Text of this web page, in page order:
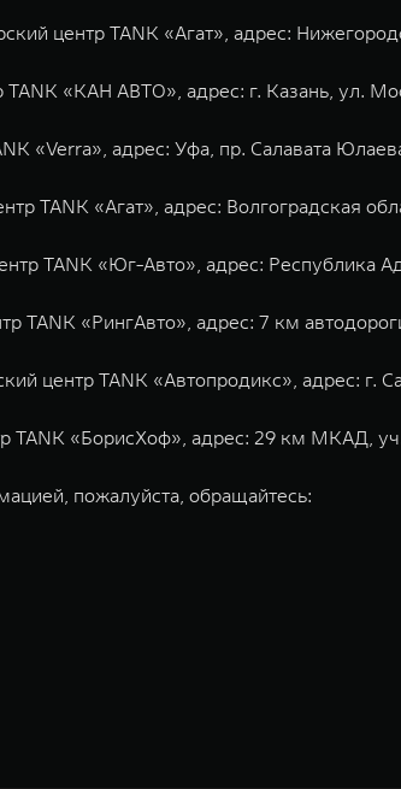
центр TANK «Агат», адрес:
TANK «КАН АВТО», адрес: г. Казань, ул.
«Verra», адрес: Уфа, пр. Салавата
TANK «Агат», адрес: Волгоградская
TANK «Юг-Авто», адрес: Республика
TANK «РингАвто», адрес: 7 км
центр TANK «Автопродикс», адрес:
TANK «БорисХоф», адрес: 29 км МКАД,
пожалуйста, обращайтесь: